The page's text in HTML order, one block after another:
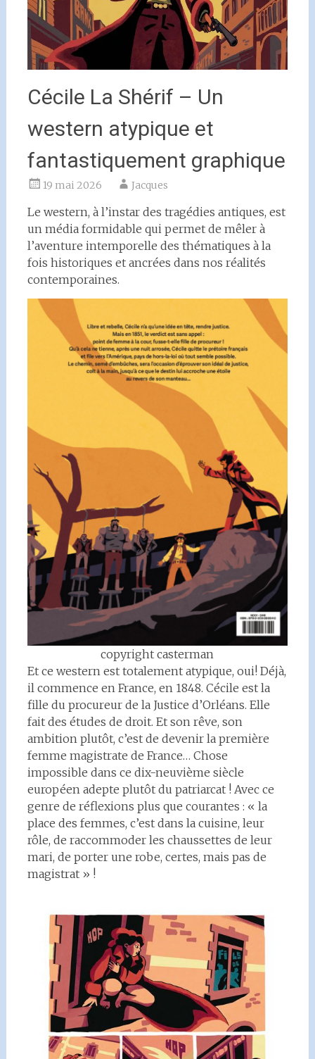
Cécile La Shérif – Un
western atypique et
fantastiquement graphique
19 mai 2026 Jacques
Le western, à l’instar des tragédies antiques, est
un média formidable qui permet de mêler à
l’aventure intemporelle des thématiques à la
fois historiques et ancrées dans nos réalités
contemporaines.
copyright casterman
Et ce western est totalement atypique, oui! Déjà,
il commence en France, en 1848. Cécile est la
fille du procureur de la Justice d’Orléans. Elle
fait des études de droit. Et son rêve, son
ambition plutôt, c’est de devenir la première
femme magistrate de France… Chose
impossible dans ce dix-neuvième siècle
européen adepte plutôt du patriarcat ! Avec ce
genre de réflexions plus que courantes : « la
place des femmes, c’est dans la cuisine, leur
rôle, de raccommoder les chaussettes de leur
mari, de porter une robe, certes, mais pas de
magistrat » !